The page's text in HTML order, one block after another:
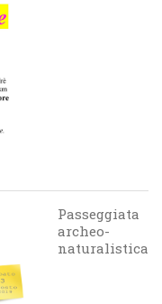
Passeggiata
archeo-
naturalistica